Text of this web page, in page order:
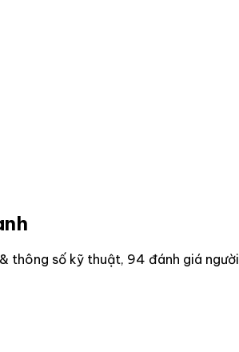
thông số kỹ thuật, 94 đánh giá người